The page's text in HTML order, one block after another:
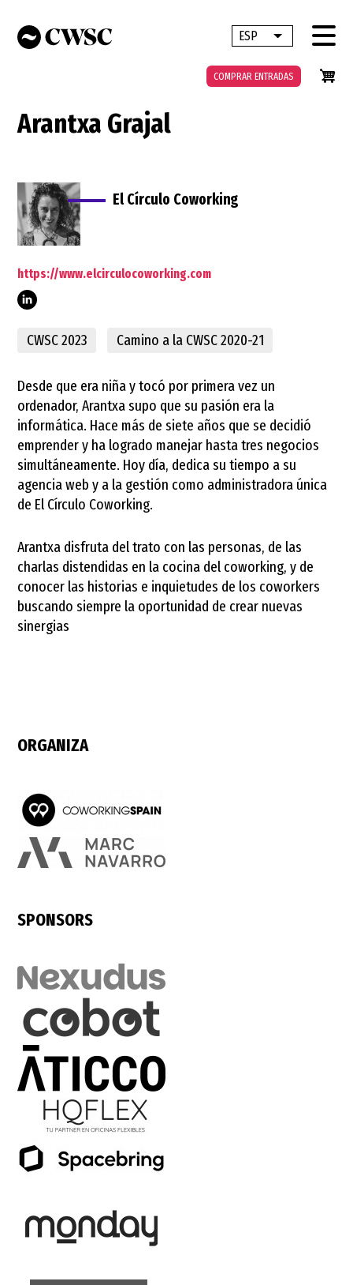
contenido
ESP Lista adicional
COMPRAR ENTRADAS
Arantxa Grajal
El Círculo Coworking
https://www.elcirculocoworking.com
CWSC 2023 Camino a la CWSC 2020-21
Desde que era niña y tocó por primera vez un
ordenador, Arantxa supo que su pasión era la
informática. Hace más de siete años que se decidió
emprender y ha logrado manejar hasta tres negocios
simultáneamente. Hoy día, dedica su tiempo a su
agencia web y a la gestión como administradora única
de El Círculo Coworking.
Arantxa disfruta del trato con las personas, de las
charlas distendidas en la cocina del coworking, y de
conocer las historias e inquietudes de los coworkers
buscando siempre la oportunidad de crear nuevas
sinergias
ORGANIZA
SPONSORS